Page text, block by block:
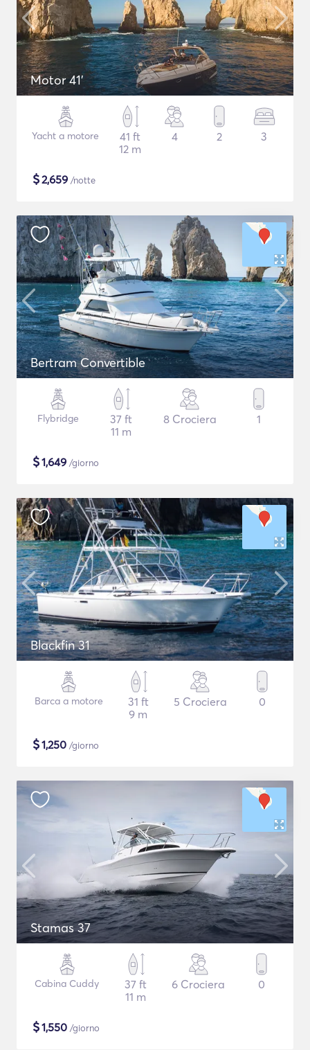
Motor 41'
Yacht a motore
41 ft
12 m
4 2 3
$2,659 /notte
Bertram Convertible
Flybridge
37 ft
11 m
8 Crociera 1
$1,649 /giorno
Blackfin 31
Barca a motore
31 ft
9 m
5 Crociera 0
$1,250 /giorno
Stamas 37
Cabina Cuddy
37 ft
11 m
6 Crociera 0
$1,550 /giorno